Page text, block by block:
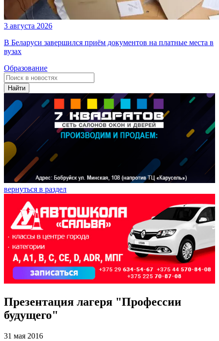
3 августа 2026
В Беларуси завершился приём документов на платные места в
вузах
Образование
Найти
вернуться в раздел
Презентация лагеря "Профессии
будущего"
31 мая 2016